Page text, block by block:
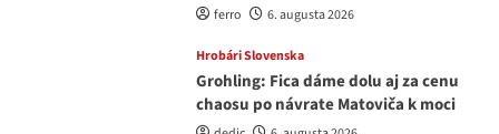
ferro 6. augusta 2026
Hrobári Slovenska
Grohling: Fica dáme dolu aj za cenu
chaosu po návrate Matoviča k moci